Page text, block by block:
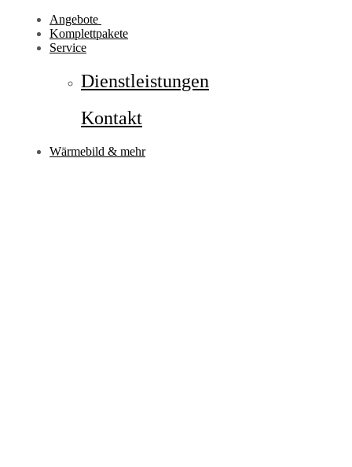
Angebote
Komplettpakete
Service
Dienstleistungen
Kontakt
Wärmebild & mehr